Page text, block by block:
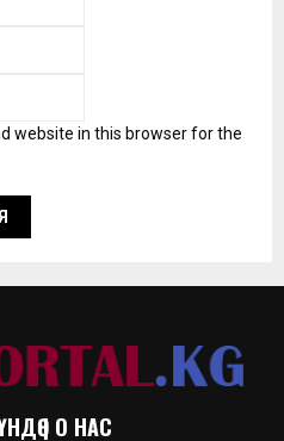
website in this browser for the
| О НАС